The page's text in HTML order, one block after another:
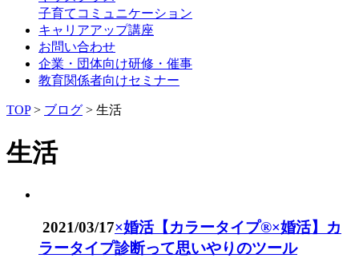
子育てコミュニケーション
キャリアアップ講座
お問い合わせ
企業・団体向け研修・催事
教育関係者向けセミナー
TOP> ブログ > 生活
生活
2021/03/17×婚活【カラータイプ®×婚活】カ
ラータイプ診断って思いやりのツール